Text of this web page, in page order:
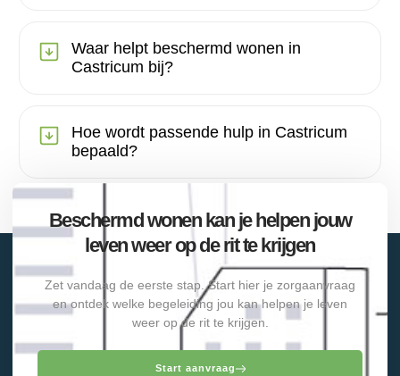
Waar helpt beschermd wonen in
Castricum bij?
Hoe wordt passende hulp in Castricum
bepaald?
Beschermd wonen kan je helpen jouw
leven weer op de rit te krijgen
Zet vandaag de eerste stap. Start hier je zorgaanvraag
en ontdek welke begeleiding jou kan helpen je leven
weer op de rit te krijgen.
Start aanvraag